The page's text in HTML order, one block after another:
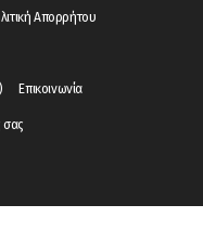
Απορρήτου
Επικοινωνία
σας